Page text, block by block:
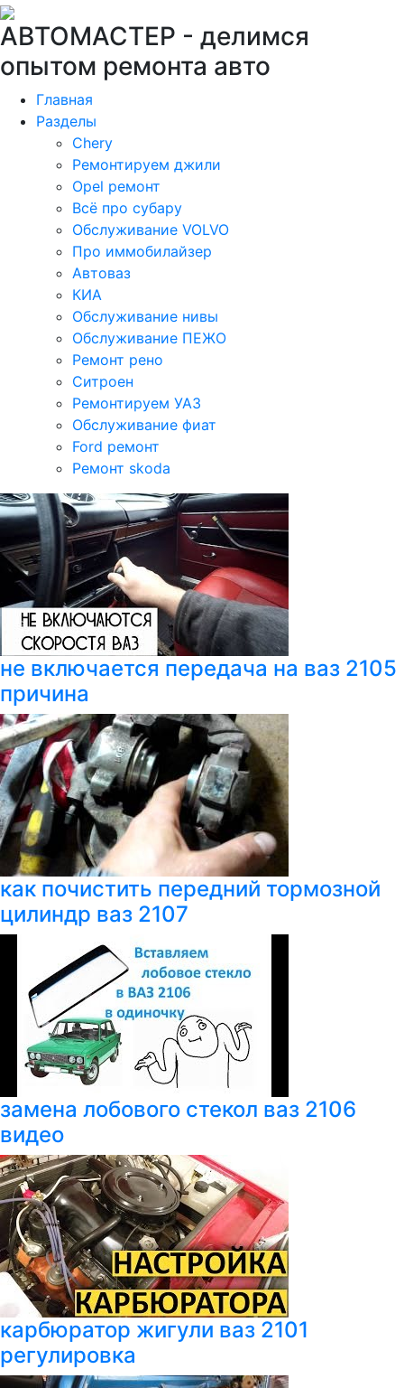
АВТОМАСТЕР - делимся
опытом ремонта авто
Главная
Разделы
Chery
Ремонтируем джили
Opel ремонт
Всё про субару
Обслуживание VOLVO
Про иммобилайзер
Автоваз
КИА
Обслуживание нивы
Обслуживание ПЕЖО
Ремонт рено
Ситроен
Ремонтируем УАЗ
Обслуживание фиат
Ford ремонт
Ремонт skoda
не включается передача на ваз 2105
причина
как почистить передний тормозной
цилиндр ваз 2107
замена лобового стекол ваз 2106
видео
карбюратор жигули ваз 2101
регулировка